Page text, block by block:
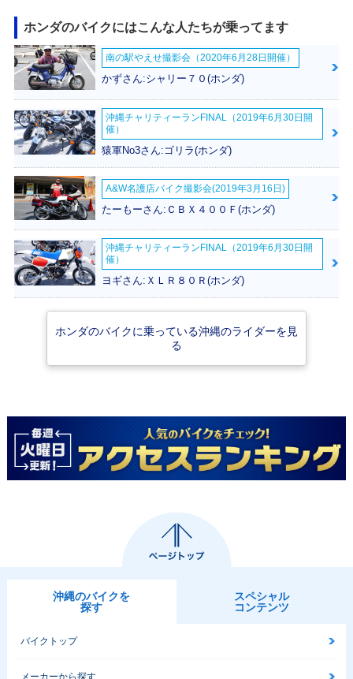
2023年 CRF250
L・マイナーチェン
ジ
2021年 CRF250L
s・フルモデルチェ
ンジ
2021年 CRF250
L・フルモデルチェ
ンジ
2019年 CRF250L
Type LD・カラーチ
ェンジ
2019年 CRF250
L・カラーチェンジ
2017年 CRF250L
Type LD・追加
2015年 CRF250
ホンダのバイクにはこんな人たちが乗ってます
南の駅やえせ撮影会（2020年6月28日開催）
かずさん:シャリー７０(ホンダ)
沖縄チャリティーランFINAL（2019年6月30日開
催）
猿軍No3さん:ゴリラ(ホンダ)
A&W名護店バイク撮影会(2019年3月16日)
たーもーさん:ＣＢＸ４００Ｆ(ホンダ)
沖縄チャリティーランFINAL（2019年6月30日開
催）
ヨギさん:ＸＬＲ８０Ｒ(ホンダ)
ホンダのバイクに乗っている沖縄のライダーを見
る
沖縄のバイクを
探す
スペシャル
コンテンツ
バイクトップ
メーカーから探す